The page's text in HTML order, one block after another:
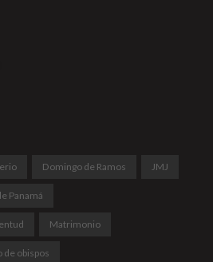
Domingo de Ramos JMJ
Panamá
Matrimonio
de obispos